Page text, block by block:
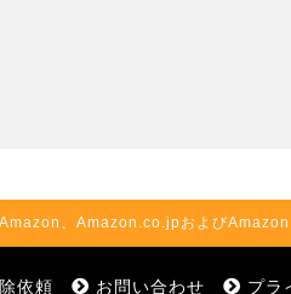
Amazon、Amazon.co.jpおよび
依頼 お問い合わせ プラ